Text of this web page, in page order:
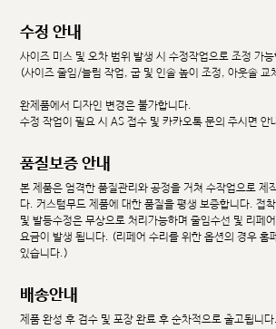
수정 안내
사이즈 미스 및 오차 범위 발생 시 수정작업으로 조정 가능
(사이즈 줄임/늘림 작업, 굽 및 인솔 높이 조정, 아웃솔 교
완제품에서 디자인 변경은 불가합니다.
수정 작업이 필요 시 AS 접수 및 카카오톡 문의 주시면 안
품질보증 안내
본 제품은 엄격한 품질관리와 공정을 거쳐 수작업으로 제
다. 커스텀무드 제품에 대한 품질을 평생 보증합니다. 접
및 발등수정은 무상으로 처리가능하며 줄임수선 및 리페
요금이 발생 됩니다. (리페어 수리를 위한 옵션의 경우 홈
있습니다.)
배송안내
제품 완성 후 검수 및 포장 완료 후 순차적으로 출고됩니다.